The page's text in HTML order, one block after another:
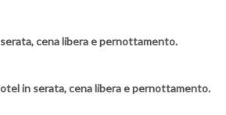
cena libera e pernottamento.
in serata, cena libera e pernottamento.